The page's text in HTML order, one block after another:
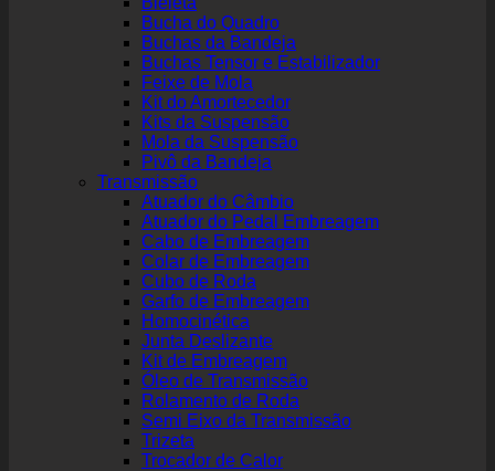
Bucha do Quadro
Buchas da Bandeja
Buchas Tensor e Estabilizador
Feixe de Mola
Kit do Amortecedor
Kits da Suspensão
Mola da Suspensão
Pivô da Bandeja
Transmissão
Atuador do Câmbio
Atuador do Pedal Embreagem
Cabo de Embreagem
Colar de Embreagem
Cubo de Roda
Garfo de Embreagem
Homocinética
Junta Deslizante
Kit de Embreagem
Óleo de Transmissão
Rolamento de Roda
Semi Eixo da Transmissão
Trizeta
Trocador de Calor